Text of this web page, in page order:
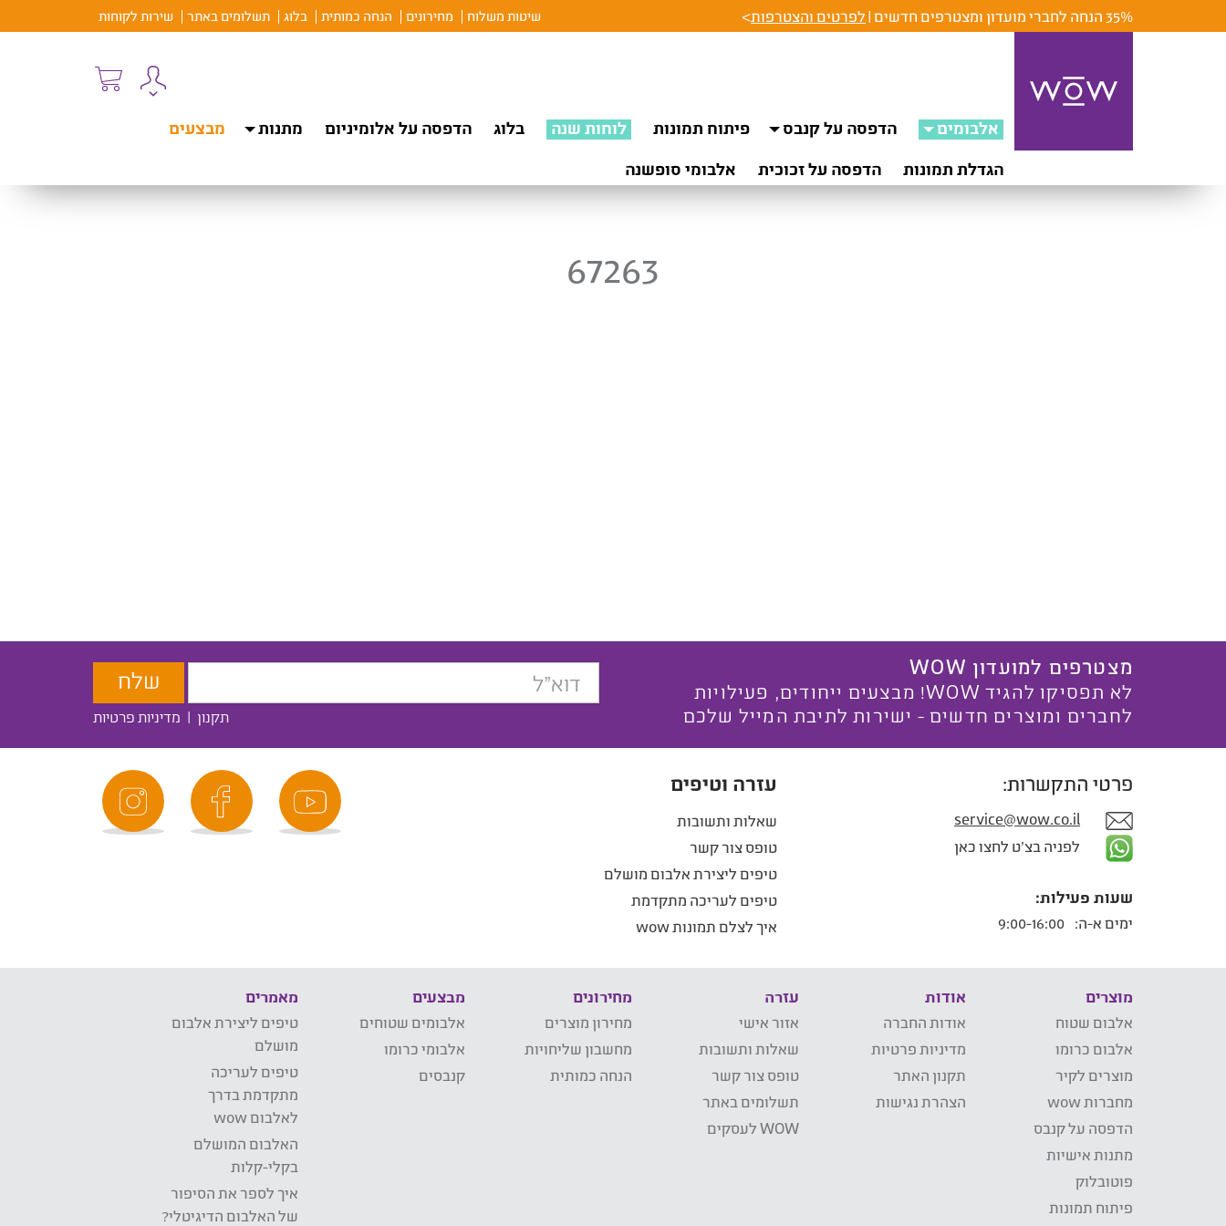
35% הנחה לחברי מועדון ומצטרפים חדשים | לפרטים והצטרפות> שיטות משלוח מחירונים הנחה כמותית בלוג תשלומים באתר שירות לקוחות
אלבומים הדפסה על קנבס פיתוח תמונות לוחות שנה בלוג הדפסה על אלומיניום מתנות
מבצעים
הגדלת תמונות
הדפסה על זכוכית אלבומי סופשנה
67263
מצטרפים למועדון WOW
לא תפסיקו להגיד WOW! מבצעים ייחודים, פעילויות
לחברים ומוצרים חדשים - ישירות לתיבת המייל שלכם
תקנון | מדיניות פרטיות
פרטי התקשרות:
service@wow.co.il
לפניה בצ'ט לחצו כאן
שעות פעילות:
ימים א-ה:
עזרה וטיפים
שאלות ותשובות
טופס צור קשר
טיפים ליצירת אלבום מושלם
טיפים לעריכה מתקדמת
איך לצלם תמונות wow
מוצרים
אלבום שטוח
אלבום כרומו
מוצרים לקיר
מחברות wow
הדפסה על קנבס
מתנות אישיות
פוטובלוק
פיתוח תמונות
אודות
אודות החברה
מדיניות פרטיות
תקנון האתר
הצהרת נגישות
עזרה
אזור אישי
שאלות ותשובות
טופס צור קשר
תשלומים באתר
WOW לעסקים
מחירונים
מחירון מוצרים
מחשבון שליחויות
הנחה כמותית
מבצעים
אלבומים שטוחים
אלבומי כרומו
קנבסים
מאמרים
טיפים ליצירת אלבום
מושלם
טיפים לעריכה
מתקדמת בדרך
לאלבום wow
האלבום המושלם
בקלי-קלות
איך לספר את הסיפור
של האלבום הדיגיטלי?